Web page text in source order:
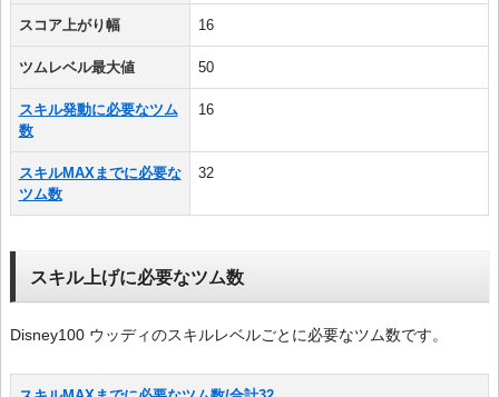
スコア上がり幅 16
ツムレベル最大値 50
スキル発動に必要なツム
数
16
スキルMAXまでに必要な
ツム数
32
スキル上げに必要なツム数
Disney100 ウッディのスキルレベルごとに必要なツム数です。